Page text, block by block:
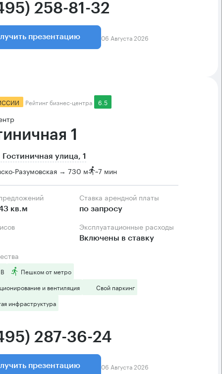
258-81-32
презентацию 06 Августа 2026
Рейтинг бизнес-центра 6.5
1
улица, 1
Разумовская → 730 м ~7 мин
кв.м
Ставка арендной платы
по запросу
Эксплуатационные расходы
Включены в ставку
Пешком от метро
и вентиляция
Свой паркинг
инфраструктура
287-36-24
презентацию 06 Августа 2026